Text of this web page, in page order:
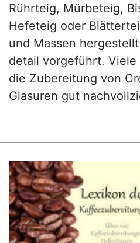
Rührteig, Mürbeteig,
Hefeteig oder
und Massen
detail vorgeführt.
die Zubereitung von
Glasuren gut